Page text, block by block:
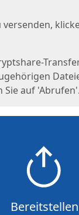
versenden,
Sie auf 'Abrufen'.
Bereitstellen